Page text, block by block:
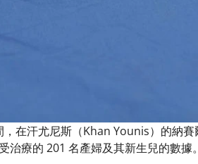
在汗尤尼斯（Khan Younis）的納
療的 201 名產婦及其新生兒的數據